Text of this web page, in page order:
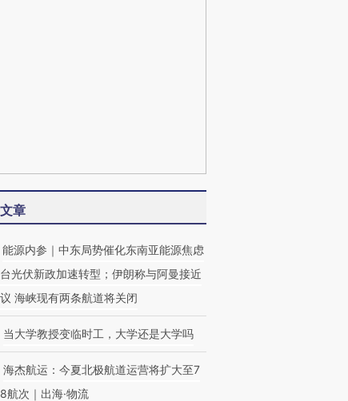
章
能源内参｜中东局势催化东南亚能源焦虑
光伏新政加速转型；伊朗称与阿曼接近
海峡现有两条航道将关闭
当大学教授变临时工，大学还是大学吗
海杰航运：今夏北极航道运营将扩大至7
航次｜出海·物流